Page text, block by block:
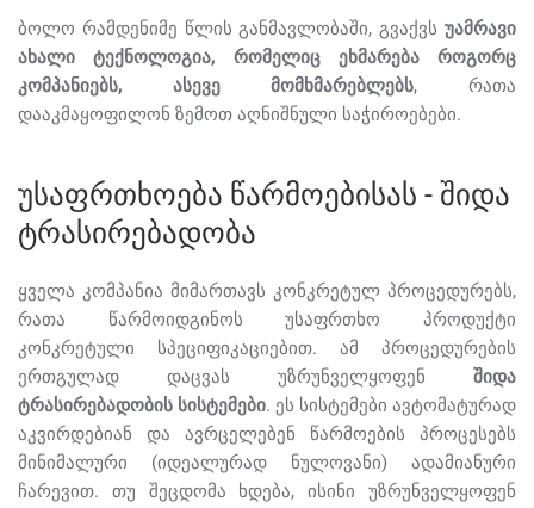
ბოლო რამდენიმე წლის განმავლობაში, გვაქვს უამრავი
ახალი ტექნოლოგია, რომელიც ეხმარება როგორც
კომპანიებს, ასევე მომხმარებლებს, რათა
დააკმაყოფილონ ზემოთ აღნიშნული საჭიროებები.
უსაფრთხოება წარმოებისას - შიდა
ტრასირებადობა
ყველა კომპანია მიმართავს კონკრეტულ პროცედურებს,
რათა წარმოიდგინოს უსაფრთხო პროდუქტი
კონკრეტული სპეციფიკაციებით. ამ პროცედურების
ერთგულად დაცვას უზრუნველყოფენ შიდა
ტრასირებადობის სისტემები. ეს სისტემები ავტომატურად
აკვირდებიან და ავრცელებენ წარმოების პროცესებს
მინიმალური (იდეალურად ნულოვანი) ადამიანური
ჩარევით. თუ შეცდომა ხდება, ისინი უზრუნველყოფენ